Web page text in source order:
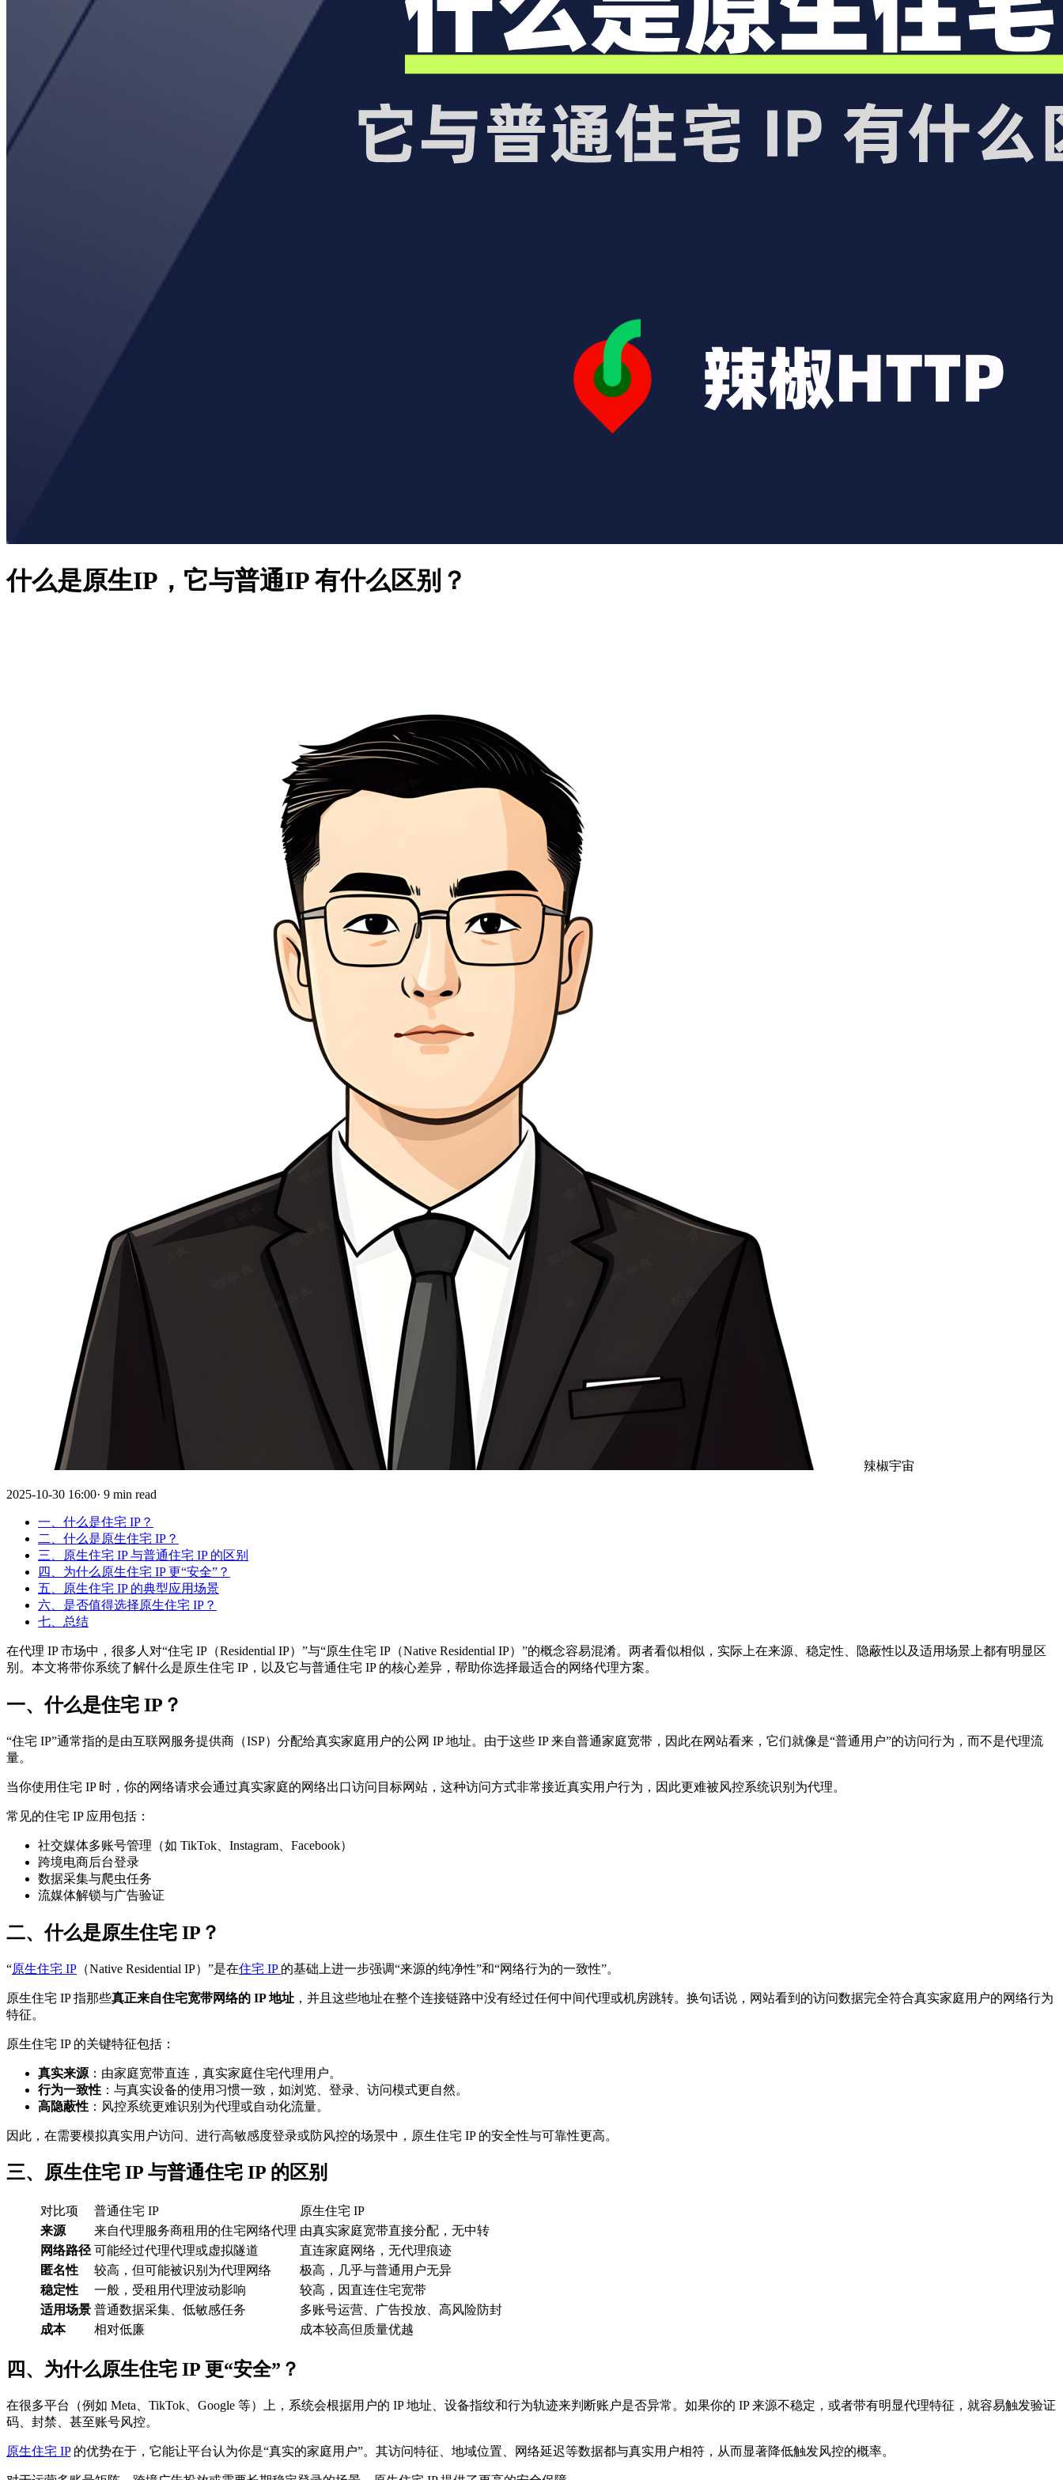
什么是原生IP，它与普通IP 有什么区别？
辣椒宇宙
2025-10-30 16:00· 9 min read
一、什么是住宅 IP？
二、什么是原生住宅 IP？
三、原生住宅 IP 与普通住宅 IP 的区别
四、为什么原生住宅 IP 更“安全”？
五、原生住宅 IP 的典型应用场景
六、是否值得选择原生住宅 IP？
七、总结
在代理 IP 市场中，很多人对“住宅 IP（Residential IP）”与“原生住宅 IP（Native Residential IP）”的概念容易混淆。两者看似相似，实际上在来源、稳定性、隐蔽性以及适用场景上都有明显区
别。本文将带你系统了解什么是原生住宅 IP，以及它与普通住宅 IP 的核心差异，帮助你选择最适合的网络代理方案。
一、什么是住宅 IP？
“住宅 IP”通常指的是由互联网服务提供商（ISP）分配给真实家庭用户的公网 IP 地址。由于这些 IP 来自普通家庭宽带，因此在网站看来，它们就像是“普通用户”的访问行为，而不是代理流
量。
当你使用住宅 IP 时，你的网络请求会通过真实家庭的网络出口访问目标网站，这种访问方式非常接近真实用户行为，因此更难被风控系统识别为代理。
常见的住宅 IP 应用包括：
社交媒体多账号管理（如 TikTok、Instagram、Facebook）
跨境电商后台登录
数据采集与爬虫任务
流媒体解锁与广告验证
二、什么是原生住宅 IP？
“原生住宅 IP （Native Residential IP）”是在住宅 IP 的基础上进一步强调“来源的纯净性”和“网络行为的一致性”。
原生住宅 IP 指那些真正来自住宅宽带网络的 IP 地址 ，并且这些地址在整个连接链路中没有经过任何中间代理或机房跳转。换句话说，网站看到的访问数据完全符合真实家庭用户的网络行为
特征。
原生住宅 IP 的关键特征包括：
真实来源 ：由家庭宽带直连，真实家庭住宅代理用户。
行为一致性 ：与真实设备的使用习惯一致，如浏览、登录、访问模式更自然。
高隐蔽性 ：风控系统更难识别为代理或自动化流量。
因此，在需要模拟真实用户访问、进行高敏感度登录或防风控的场景中，原生住宅 IP 的安全性与可靠性更高。
三、原生住宅 IP 与普通住宅 IP 的区别
对比项 普通住宅 IP
原生住宅 IP
来源
来自代理服务商租用的住宅网络代理 由真实家庭宽带直接分配，无中转
网络路径 可能经过代理代理或虚拟隧道
直连家庭网络，无代理痕迹
匿名性
较高，但可能被识别为代理网络
极高，几乎与普通用户无异
稳定性
一般，受租用代理波动影响
较高，因直连住宅宽带
适用场景 普通数据采集、低敏感任务
多账号运营、广告投放、高风险防封
成本
相对低廉 成本较高但质量优越
四、为什么原生住宅 IP 更“安全”？
在很多平台（例如 Meta、TikTok、Google 等）上，系统会根据用户的 IP 地址、设备指纹和行为轨迹来判断账户是否异常。如果你的 IP 来源不稳定，或者带有明显代理特征，就容易触发验证
码、封禁、甚至账号风控。
原生住宅 IP的优势在于，它能让平台认为你是“真实的家庭用户”。其访问特征、地域位置、网络延迟等数据都与真实用户相符，从而显著降低触发风控的概率。